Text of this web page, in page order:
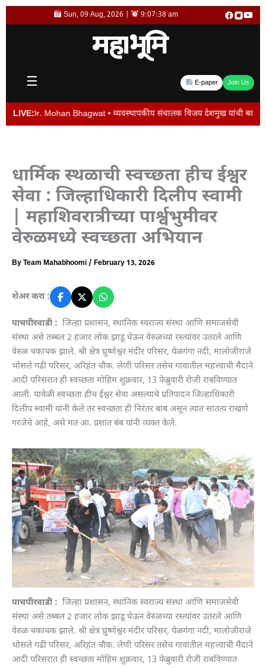
Skip
Sun, 09 Aug, 2026 | 9:07:39 am
☰ E-paper Join Us
LIVE:Bhagwat • व्यवस्थापकीय संचालक विजय देशमुख यांची बदली न केल्यास पद
धार्मिक स्थळाची स्वच्छता हीच ईश्वर
सेवा : जिल्हाधिकारी दिलीप स्वामी
| महाशिवरात्रीच्या पार्श्वभुमीवर
वेरुळमध्ये स्वच्छता अभियान
ByTeam Mahabhoomi/ February 13, 2026
शेअर करा :
पाचपीरवाडी : जिल्हा प्रशासन, स्थानिक स्वराज्य संस्था आणि समाजसेवी
संस्था असे तब्बल 2 हजार लोक झाडू घेऊन वेरुळच्या रस्त्यांवर उतरले आणि
वेरुळ चकाचक झाले. श्री क्षेत्र घ्रुष्णेश्वर मंदीर परिसर, येळगंगा नदी, मालोजीराजे
भोसले गढी परिसर, अरिहंत चौक. लेणी परिसर तसेच गावातील महत्त्वाची मैदाने
आदी परिसरात ही स्वच्छता मोहिम शुक्रवार, 13 फेब्रुवारी रोजी राबविण्यात
आली. यावेळी स्वच्छता हीच ईश्वर सेवा असल्याचे प्रतिपादन जिल्हाधिकारी
दिलीप स्वामी यांनी केले तर स्वच्छता ही निरंतर बाब असून त्यात सातत्य राखणे
गरजेचे आहे, असे मत आ. प्रशांत बंब यांनी व्यक्त केले.
पाचपीरवाडी : जिल्हा प्रशासन, स्थानिक स्वराज्य संस्था आणि समाजसेवी
संस्था असे तब्बल 2 हजार लोक झाडू घेऊन वेरुळच्या रस्त्यांवर उतरले आणि
वेरुळ चकाचक झाले. श्री क्षेत्र घ्रुष्णेश्वर मंदीर परिसर, येळगंगा नदी, मालोजीराजे
भोसले गढी परिसर, अरिहंत चौक. लेणी परिसर तसेच गावातील महत्त्वाची मैदाने
आदी परिसरात ही स्वच्छता मोहिम शुक्रवार, 13 फेब्रुवारी रोजी राबविण्यात